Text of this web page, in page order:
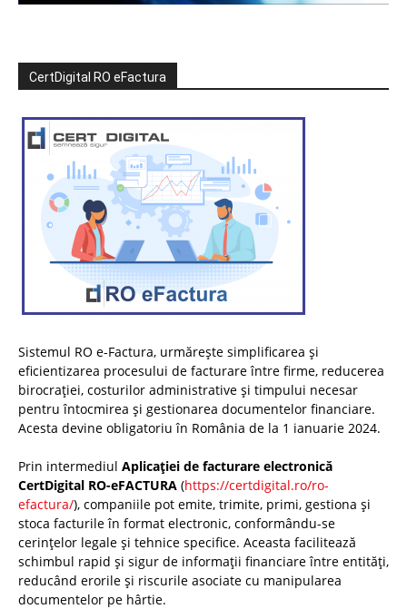
CertDigital RO eFactura
Sistemul RO e-Factura, urmărește simplificarea și
eficientizarea procesului de facturare între firme, reducerea
birocrației, costurilor administrative și timpului necesar
pentru întocmirea și gestionarea documentelor financiare.
Acesta devine obligatoriu în România de la 1 ianuarie 2024.
Prin intermediul Aplicației de facturare electronică
CertDigital RO-eFACTURA (https://certdigital.ro/ro-
efactura/), companiile pot emite, trimite, primi, gestiona și
stoca facturile în format electronic, conformându-se
cerințelor legale și tehnice specifice. Aceasta facilitează
schimbul rapid și sigur de informații financiare între entități,
reducând erorile și riscurile asociate cu manipularea
documentelor pe hârtie.